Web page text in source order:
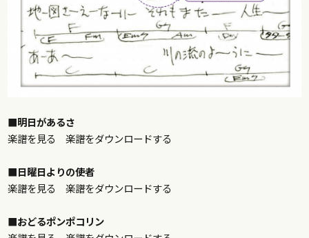
■明日があるさ
楽譜を見る
楽譜をダウンロードする
■日曜日よりの使者
楽譜を見る
楽譜をダウンロードする
■おどるポンポコリン